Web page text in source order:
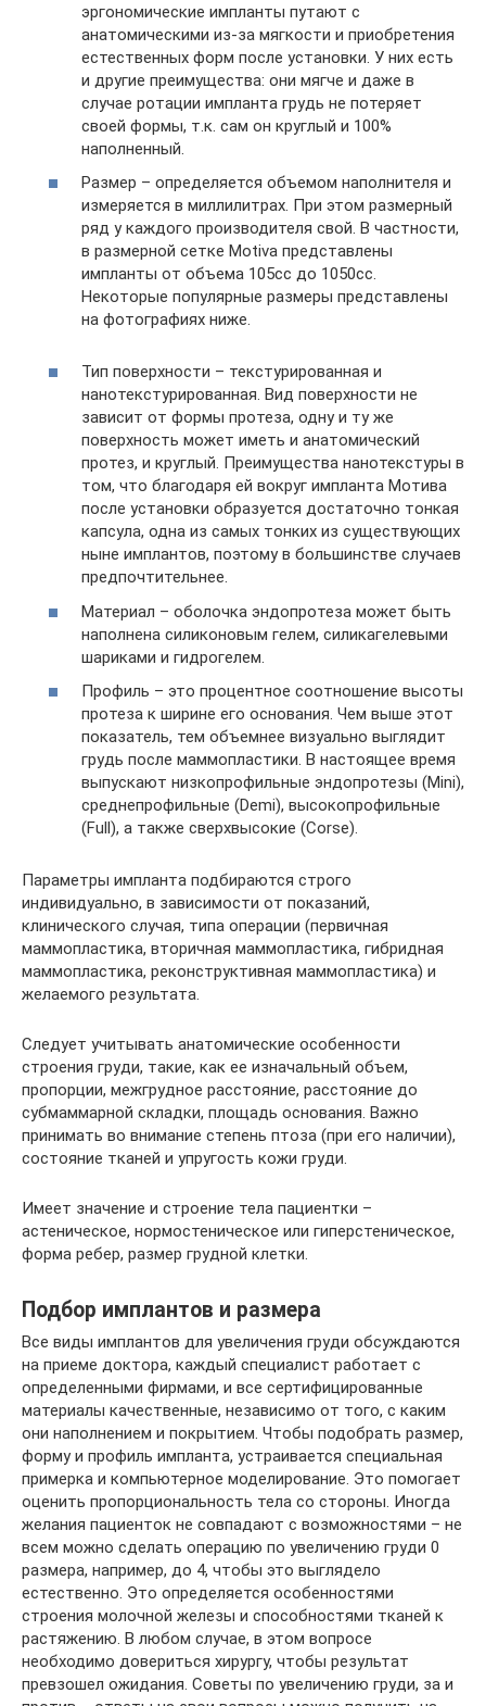
эргономические импланты путают с
анатомическими из-за мягкости и приобретения
естественных форм после установки. У них есть
и другие преимущества: они мягче и даже в
случае ротации импланта грудь не потеряет
своей формы, т.к. сам он круглый и 100%
наполненный.
Размер – определяется объемом наполнителя и
измеряется в миллилитрах. При этом размерный
ряд у каждого производителя свой. В частности,
в размерной сетке Motiva представлены
импланты от объема 105сс до 1050сс.
Некоторые популярные размеры представлены
на фотографиях ниже.
Тип поверхности – текстурированная и
нанотекстурированная. Вид поверхности не
зависит от формы протеза, одну и ту же
поверхность может иметь и анатомический
протез, и круглый. Преимущества нанотекстуры в
том, что благодаря ей вокруг импланта Мотива
после установки образуется достаточно тонкая
капсула, одна из самых тонких из существующих
ныне имплантов, поэтому в большинстве случаев
предпочтительнее.
Материал – оболочка эндопротеза может быть
наполнена силиконовым гелем, силикагелевыми
шариками и гидрогелем.
Профиль – это процентное соотношение высоты
протеза к ширине его основания. Чем выше этот
показатель, тем объемнее визуально выглядит
грудь после маммопластики. В настоящее время
выпускают низкопрофильные эндопротезы (Mini),
среднепрофильные (Demi), высокопрофильные
(Full), а также сверхвысокие (Corse).
Параметры импланта подбираются строго
индивидуально, в зависимости от показаний,
клинического случая, типа операции (первичная
маммопластика, вторичная маммопластика, гибридная
маммопластика, реконструктивная маммопластика) и
желаемого результата.
Следует учитывать анатомические особенности
строения груди, такие, как ее изначальный объем,
пропорции, межгрудное расстояние, расстояние до
субмаммарной складки, площадь основания. Важно
принимать во внимание степень птоза (при его наличии),
состояние тканей и упругость кожи груди.
Имеет значение и строение тела пациентки –
астеническое, нормостеническое или гиперстеническое,
форма ребер, размер грудной клетки.
Подбор имплантов и размера
Все виды имплантов для увеличения груди обсуждаются
на приеме доктора, каждый специалист работает с
определенными фирмами, и все сертифицированные
материалы качественные, независимо от того, с каким
они наполнением и покрытием. Чтобы подобрать размер,
форму и профиль импланта, устраивается специальная
примерка и компьютерное моделирование. Это помогает
оценить пропорциональность тела со стороны. Иногда
желания пациенток не совпадают с возможностями – не
всем можно сделать операцию по увеличению груди 0
размера, например, до 4, чтобы это выглядело
естественно. Это определяется особенностями
строения молочной железы и способностями тканей к
растяжению. В любом случае, в этом вопросе
необходимо довериться хирургу, чтобы результат
превзошел ожидания. Советы по увеличению груди, за и